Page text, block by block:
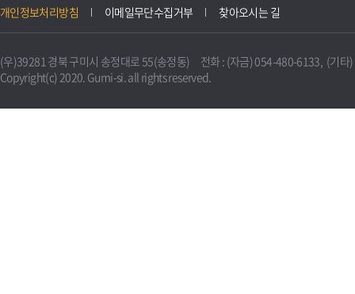
개인정보처리방침 이메일무단수집거부 찾아오시는 길
(우)39281 경북 구미시 송정대로 55(송정동) 전화 : (자금) 054-480-6133, (기타
Copyright(c) 2020. Gumi-si. all rights reserved.